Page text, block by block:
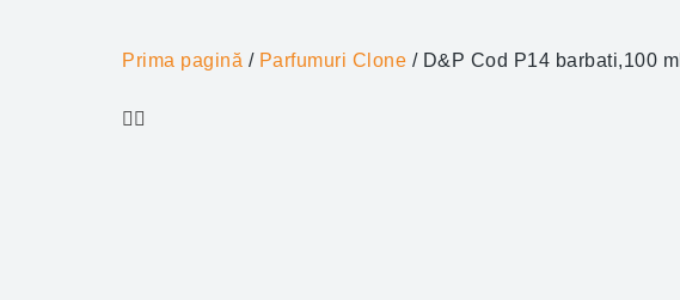
Prima pagină / Parfumuri Clone / D&P Cod P14 barbati,100 ml